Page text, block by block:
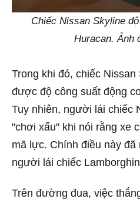
Chiếc Nissan Skyline
Huracan. Ảnh
Trong khi đó, chiếc
được độ công suất động
Tuy nhiên, người lái chiếc
"chơi xấu" khi nói rằng xe
mã lực. Chính điều này
người lái chiếc
Trên đường đua, việc